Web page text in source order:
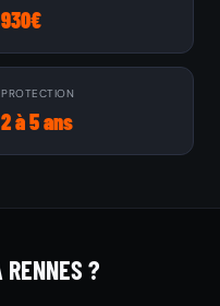
930€
PROTECTION
2 à 5 ans
RENNES ?